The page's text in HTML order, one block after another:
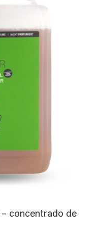
concentrado de